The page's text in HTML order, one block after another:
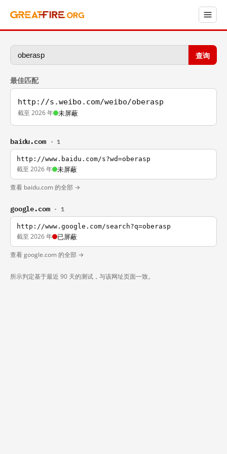
查询
最佳匹配
http://s.weibo.com/weibo/oberasp
截至 2026 年 未屏蔽
baidu.com · 1
http://www.baidu.com/s?wd=oberasp
截至 2026 年 未屏蔽
查看 baidu.com 的全部 →
google.com · 1
http://www.google.com/search?q=oberasp
截至 2026 年 已屏蔽
查看 google.com 的全部 →
所示判定基于最近 90 天的测试，与该网址页面一致。